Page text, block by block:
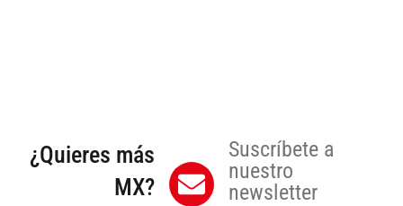
¿Quieres más
MX?
Suscríbete a
nuestro
newsletter